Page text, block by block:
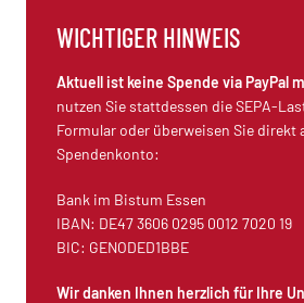
WICHTIGER HINWEIS
Aktuell ist keine Spende via PayPal
nutzen Sie stattdessen die SEPA-
Formular oder überweisen Sie direkt
Spendenkonto:
Bank im Bistum Essen
IBAN: DE47 3606 0295 0012 7020 19
BIC: GENODED1BBE
Wir danken Ihnen herzlich für Ihre